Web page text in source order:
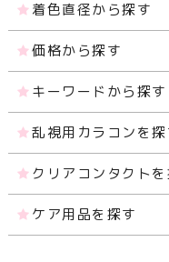
着色直径から探す
価格から探す
キーワードから探す
乱視用カラコンを探
クリアコンタクトを
ケア用品を探す